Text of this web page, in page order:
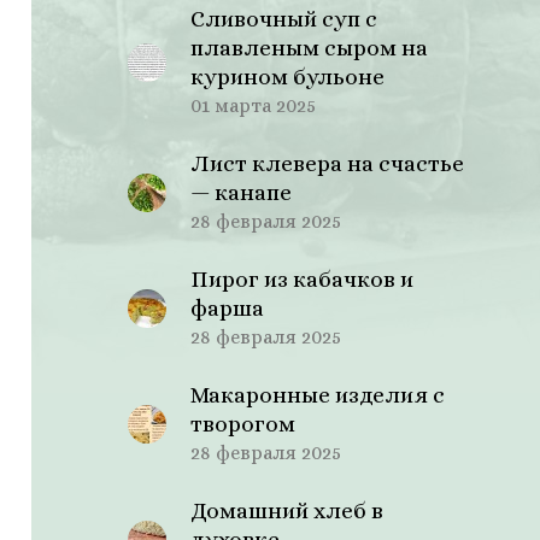
Сливочный суп с
плавленым сыром на
курином бульоне
01 марта 2025
Лист клевера на счастье
— канапе
28 февраля 2025
Пирог из кабачков и
фарша
28 февраля 2025
Макаронные изделия с
творогом
28 февраля 2025
Домашний хлеб в